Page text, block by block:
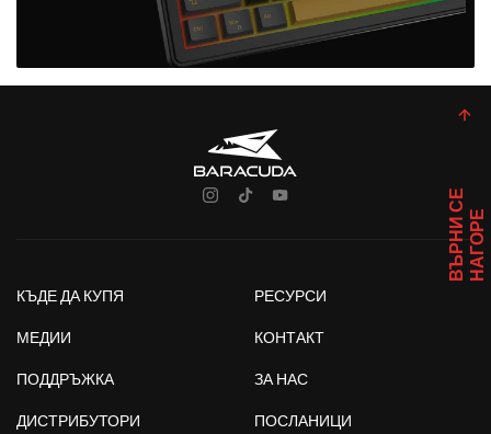
КЪДЕ ДА КУПЯ
РЕСУРСИ
МЕДИИ
КОНТАКТ
ПОДДРЪЖКА
ЗА НАС
ДИСТРИБУТОРИ
ПОСЛАНИЦИ
В
Ъ
Р
Н
И
С
Е
Н
А
Г
О
РЕ